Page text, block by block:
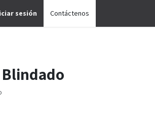
sesión Contáctenos